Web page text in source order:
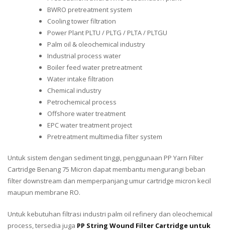
BWRO pretreatment system
Cooling tower filtration
Power Plant PLTU / PLTG / PLTA / PLTGU
Palm oil & oleochemical industry
Industrial process water
Boiler feed water pretreatment
Water intake filtration
Chemical industry
Petrochemical process
Offshore water treatment
EPC water treatment project
Pretreatment multimedia filter system
Untuk sistem dengan sediment tinggi, penggunaan PP Yarn Filter
Cartridge Benang 75 Micron dapat membantu mengurangi beban
filter downstream dan memperpanjang umur cartridge micron kecil
maupun membrane RO.
Untuk kebutuhan filtrasi industri palm oil refinery dan oleochemical
process, tersedia juga PP String Wound Filter Cartridge untuk